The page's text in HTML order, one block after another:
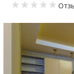
объявление
Избранное
Сравнение